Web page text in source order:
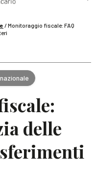
Artificiale
/Monitoraggio fiscale: FAQ
delle